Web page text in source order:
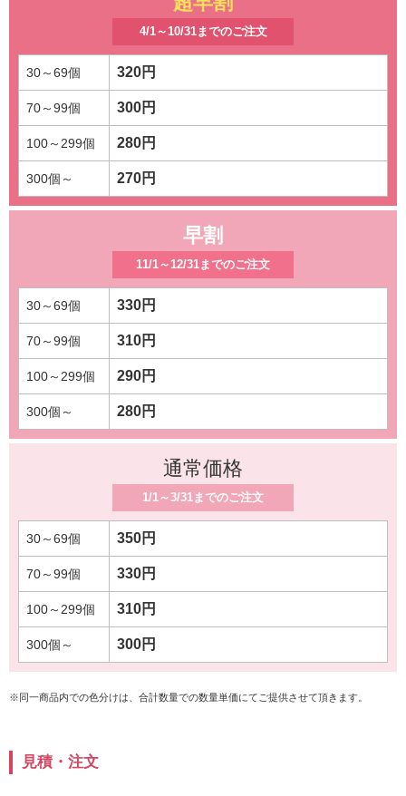
4/1～10/31までのご注文
320円
300円
280円
270円
早割
11/1～12/31までのご注文
330円
310円
290円
280円
通常価格
1/1～3/31までのご注文
350円
330円
310円
300円
※同一商品内での色分けは、合計数量での数量単価にてご提供させて頂きます。
見積・注文